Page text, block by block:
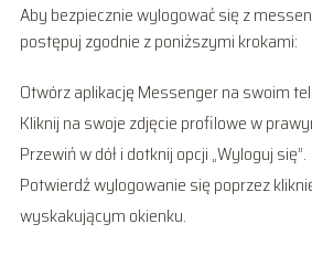
Aby bezpiecznie wylogować się z
postępuj zgodnie z poniższymi krokami:
Otwórz aplikację Messenger na swoim
Kliknij na swoje zdjęcie profilowe w
Przewiń w dół i dotknij opcji „Wyloguj się”.
Potwierdź wylogowanie się poprzez
wyskakującym okienku.